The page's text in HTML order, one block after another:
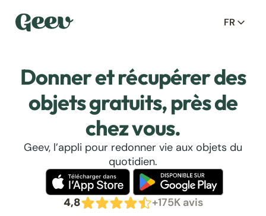
FR
Donner et récupérer des
objets gratuits, près de
chez vous.
Geev, l’appli pour redonner vie aux objets du
quotidien.
4,8 +175K avis